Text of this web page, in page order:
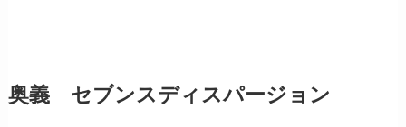
奥義 セブンスディスパージョン